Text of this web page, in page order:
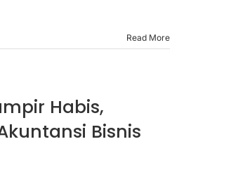
Read More
Habis,
Bisnis